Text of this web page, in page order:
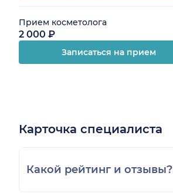
Прием косметолога
2 000 ₽
Записаться на прием
Карточка специалиста
Какой рейтинг и отзывы?